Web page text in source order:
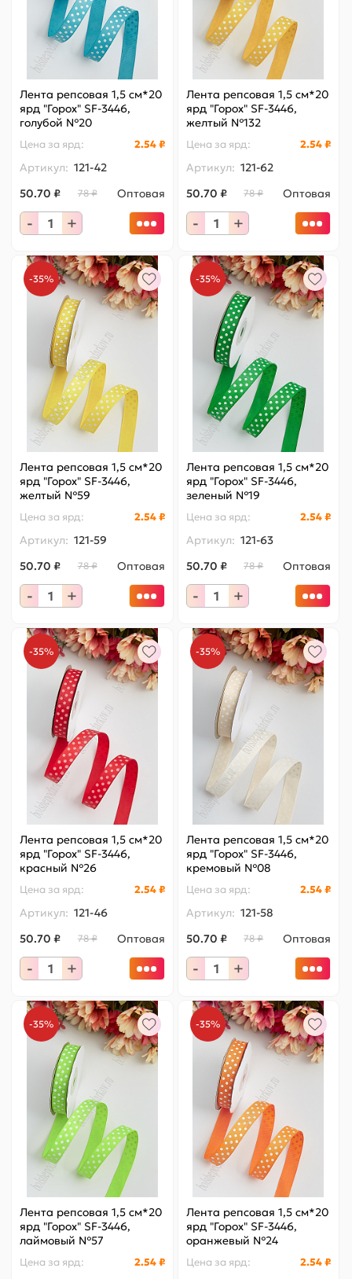
Лента репсовая 1,5 см*20
ярд "Горох" SF-3446,
голубой №20
Цена за ярд: 2.54 ₽
Артикул: 121-42
50.70 ₽
78 ₽ Оптовая
- +
Лента репсовая 1,5 см*20
ярд "Горох" SF-3446,
желтый №132
Цена за ярд: 2.54 ₽
Артикул: 121-62
50.70 ₽
78 ₽ Оптовая
- +
-35%
Лента репсовая 1,5 см*20
ярд "Горох" SF-3446,
желтый №59
Цена за ярд: 2.54 ₽
Артикул: 121-59
50.70 ₽
78 ₽ Оптовая
- +
-35%
Лента репсовая 1,5 см*20
ярд "Горох" SF-3446,
зеленый №19
Цена за ярд: 2.54 ₽
Артикул: 121-63
50.70 ₽
78 ₽ Оптовая
- +
-35%
Лента репсовая 1,5 см*20
ярд "Горох" SF-3446,
красный №26
Цена за ярд: 2.54 ₽
Артикул: 121-46
50.70 ₽
78 ₽ Оптовая
- +
-35%
Лента репсовая 1,5 см*20
ярд "Горох" SF-3446,
кремовый №08
Цена за ярд: 2.54 ₽
Артикул: 121-58
50.70 ₽
78 ₽ Оптовая
- +
-35%
Лента репсовая 1,5 см*20
ярд "Горох" SF-3446,
лаймовый №57
Цена за ярд: 2.54 ₽
-35%
Лента репсовая 1,5 см*20
ярд "Горох" SF-3446,
оранжевый №24
Цена за ярд: 2.54 ₽